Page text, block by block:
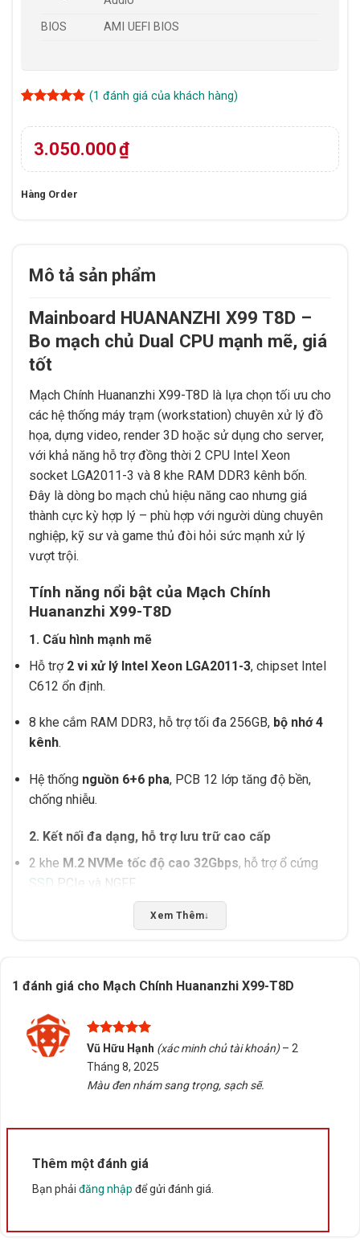
BIOS
AMI UEFI BIOS
dựa trên
đánh giá
(1 đánh giá của khách hàng)
3.050.000₫
Hàng Order
Mô tả sản phẩm
Mainboard HUANANZHI X99 T8D –
Bo mạch chủ Dual CPU mạnh mẽ, giá
tốt
Mạch Chính Huananzhi X99-T8D là lựa chọn tối ưu cho
các hệ thống máy trạm (workstation) chuyên xử lý đồ
họa, dựng video, render 3D hoặc sử dụng cho server,
với khả năng hỗ trợ đồng thời 2 CPU Intel Xeon
socket LGA2011-3 và 8 khe RAM DDR3 kênh bốn.
Đây là dòng bo mạch chủ hiệu năng cao nhưng giá
thành cực kỳ hợp lý – phù hợp với người dùng chuyên
nghiệp, kỹ sư và game thủ đòi hỏi sức mạnh xử lý
vượt trội.
Tính năng nổi bật của Mạch Chính
Huananzhi X99-T8D
1. Cấu hình mạnh mẽ
Hỗ trợ 2 vi xử lý Intel Xeon LGA2011-3, chipset Intel
C612 ổn định.
8 khe cắm RAM DDR3, hỗ trợ tối đa 256GB, bộ nhớ 4
kênh.
Hệ thống nguồn 6+6 pha, PCB 12 lớp tăng độ bền,
chống nhiễu.
2. Kết nối đa dạng, hỗ trợ lưu trữ cao cấp
2 khe M.2 NVMe tốc độ cao 32Gbps, hỗ trợ ổ cứng
SSD PCIe và NGFF.
10 cổng SATA (6 SATA2 và 4 SSATA3) hỗ trợ ổ cứng
3. Phù hợp cho nhiều nhu cầu
Tối ưu cho dựngmáyrender, AI, đồ họa kỹ thuật,
game mô phỏng.
Hệ điều hành hỗ trợ: Windows 7, 10, 11.
Xem Thêm↓
1 đánh giá cho Mạch Chính Huananzhi X99-T8D
Được xếp
5
sao
Vũ Hữu Hạnh (xác minh chủ tài khoản) – 2
Tháng 8, 2025
Màu đen nhám sang trọng, sạch sẽ.
Thêm một đánh giá
Bạn phải đăng nhập để gửi đánh giá.